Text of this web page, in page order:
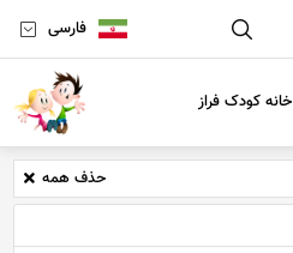
فارسی
خانه کودک فراز
حذف همه